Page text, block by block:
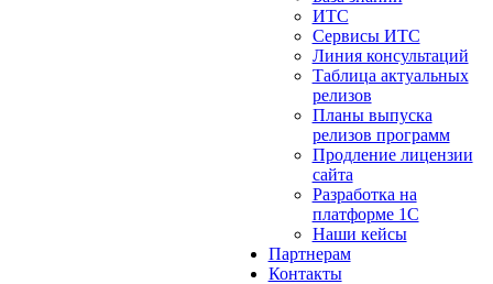
ИТС
Сервисы ИТС
Линия консультаций
Таблица актуальных
релизов
Планы выпуска
релизов программ
Продление лицензии
сайта
Разработка на
платформе 1С
Наши кейсы
Партнерам
Контакты